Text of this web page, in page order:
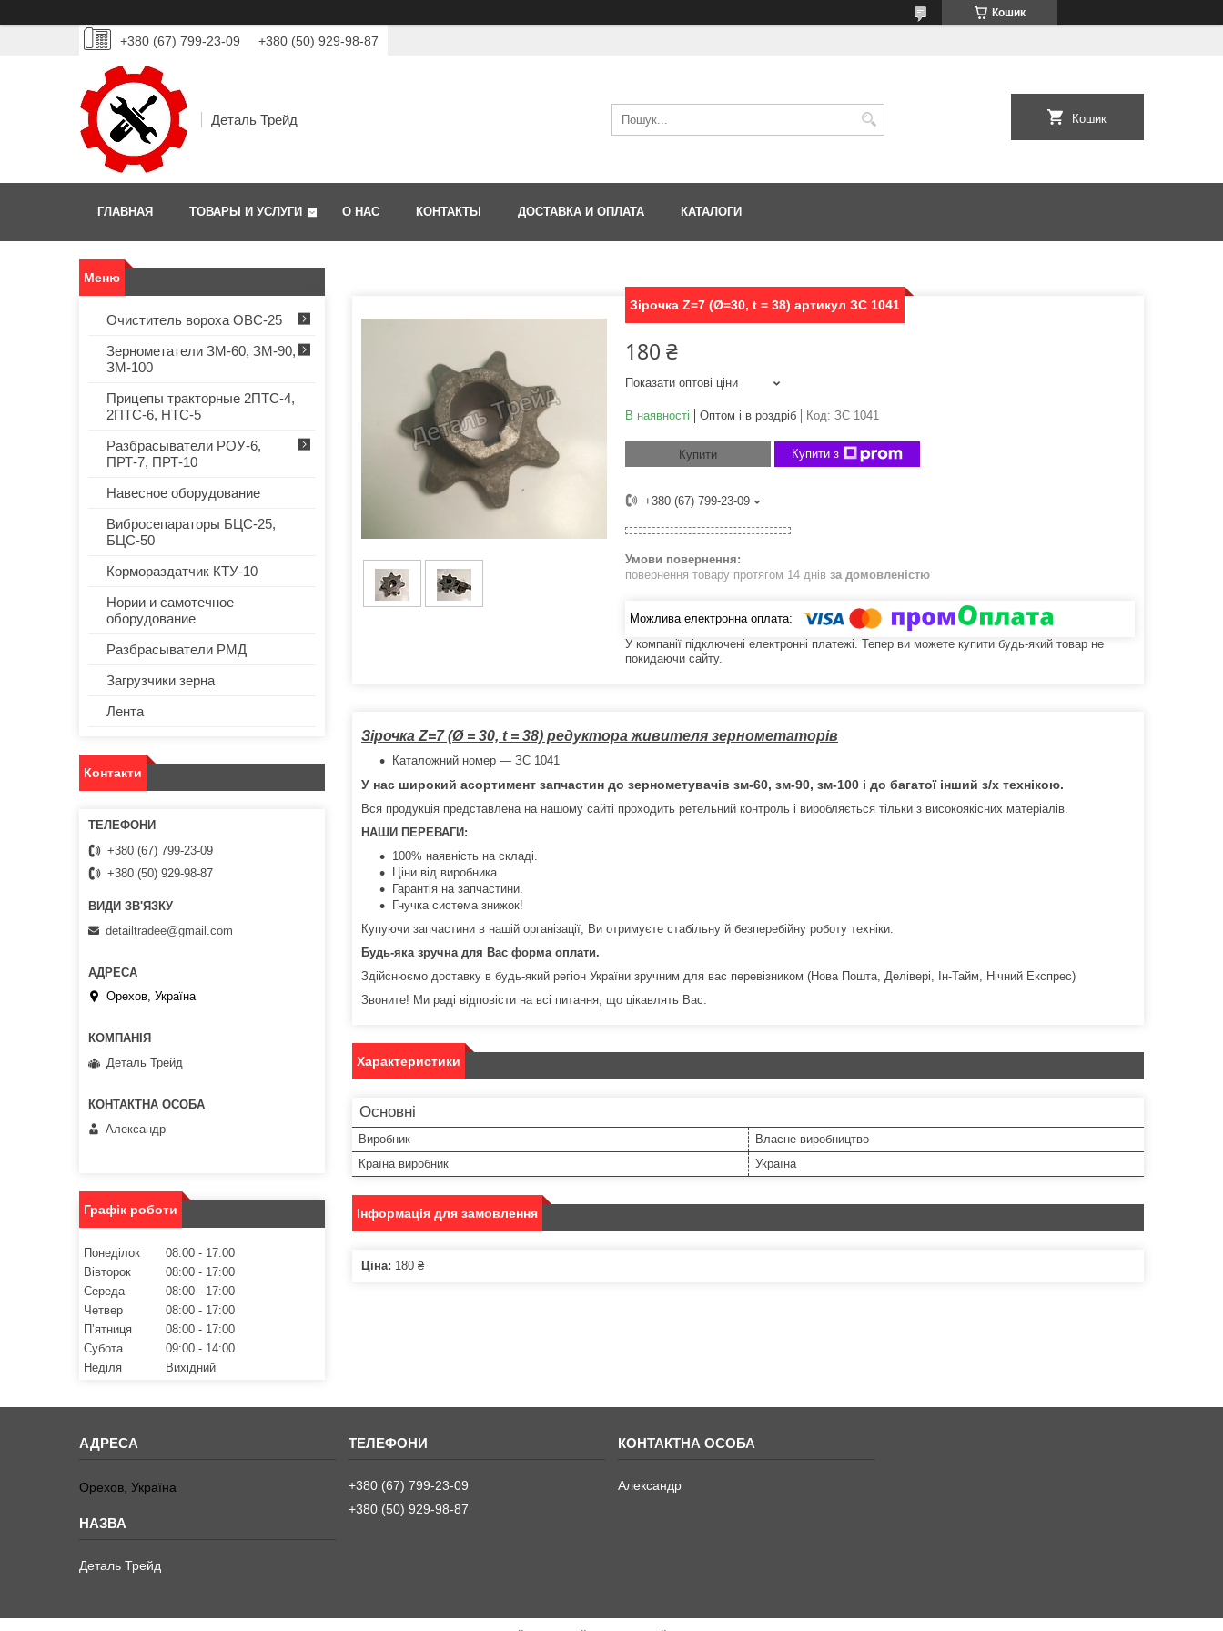
Кошик
+380 (67) 799-23-09 +380 (50) 929-98-87
Деталь Трейд Кошик
ГЛАВНАЯ ТОВАРЫ И УСЛУГИ О НАС КОНТАКТЫ ДОСТАВКА И ОПЛАТА КАТАЛОГИ
Зірочка Z=7 (Ø=30, t = 38) артикул ЗС 1041
180 ₴
Показати оптові ціни
В наявності Оптом і в роздріб Код: ЗС 1041
Купити Купити з
+380 (67) 799-23-09
повернення товару протягом 14 днів за домовленістю
У компанії підключені електронні платежі. Тепер ви можете купити будь-який товар не
покидаючи сайту.
Зірочка Z=7 (Ø = 30, t = 38) редуктора живителя зернометаторів
Каталожний номер — ЗС 1041
У нас широкий асортимент запчастин до зернометувачів зм-60, зм-90, зм-100 і до багатої інший з/х технікою.
Вся продукція представлена на нашому сайті проходить ретельний контроль і виробляється тільки з високоякісних матеріалів.
НАШИ ПЕРЕВАГИ:
100% наявність на складі.
Ціни від виробника.
Гарантія на запчастини.
Гнучка система знижок!
Купуючи запчастини в нашій організації, Ви отримуєте стабільну й безперебійну роботу техніки.
Будь-яка зручна для Вас форма оплати.
Здійснюємо доставку в будь-який регіон України зручним для вас перевізником (Нова Пошта, Делівері, Ін-Тайм, Нічний Експрес)
Звоните! Ми раді відповісти на всі питання, що цікавлять Вас.
Характеристики
Основні
Виробник
Власне виробництво
Країна виробник
Україна
Інформація для замовлення
Ціна: 180 ₴
Очиститель вороха ОВС-25
Зернометатели ЗМ-60, ЗМ-90,
ЗМ-100
Прицепы тракторные 2ПТС-4,
2ПТС-6, НТС-5
Разбрасыватели РОУ-6,
ПРТ-7, ПРТ-10
Навесное оборудование
Вибросепараторы БЦС-25,
БЦС-50
Кормораздатчик КТУ-10
Нории и самотечное
оборудование
Разбрасыватели РМД
Загрузчики зерна
Лента
Контакти
+380 (67) 799-23-09
+380 (50) 929-98-87
detailtradee@gmail.com
Орехов, Україна
Деталь Трейд
Александр
Графік роботи
Понеділок 08:00
17:00
Вівторок
08:00
17:00
Середа
08:00
17:00
Четвер
08:00
17:00
Пʼятниця
08:00
17:00
Субота
09:00
14:00
Неділя
Вихідний
Орехов, Україна
Деталь Трейд
+380 (67) 799-23-09
+380 (50) 929-98-87
Александр